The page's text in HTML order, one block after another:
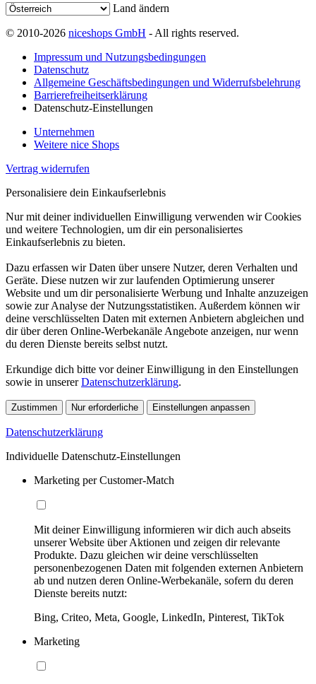
Land ändern
© 2010-2026 niceshops GmbH - All rights reserved.
Impressum und Nutzungsbedingungen
Datenschutz
Allgemeine Geschäftsbedingungen und Widerrufsbelehrung
Barrierefreiheitserklärung
Datenschutz-Einstellungen
Unternehmen
Weitere nice Shops
Vertrag widerrufen
Personalisiere dein Einkaufserlebnis
Nur mit deiner individuellen Einwilligung verwenden wir Cookies
und weitere Technologien, um dir ein personalisiertes
Einkaufserlebnis zu bieten.
Dazu erfassen wir Daten über unsere Nutzer, deren Verhalten und
Geräte. Diese nutzen wir zur laufenden Optimierung unserer
Website und um dir personalisierte Werbung und Inhalte anzuzeigen
sowie zur Analyse der Nutzungsstatistiken. Außerdem können wir
deine verschlüsselten Daten mit externen Anbietern abgleichen und
dir über deren Online-Werbekanäle Angebote anzeigen, nur wenn
du deren Dienste bereits selbst nutzt.
Erkundige dich bitte vor deiner Einwilligung in den Einstellungen
sowie in unsererDatenschutzerklärung.
Zustimmen Nur erforderliche Einstellungen anpassen
Datenschutzerklärung
Individuelle Datenschutz-Einstellungen
Marketing per Customer-Match
Mit deiner Einwilligung informieren wir dich auch abseits
unserer Website über Aktionen und zeigen dir relevante
Produkte. Dazu gleichen wir deine verschlüsselten
personenbezogenen Daten mit folgenden externen Anbietern
ab und nutzen deren Online-Werbekanäle, sofern du deren
Dienste bereits nutzt:
Bing, Criteo, Meta, Google, LinkedIn, Pinterest, TikTok
Marketing